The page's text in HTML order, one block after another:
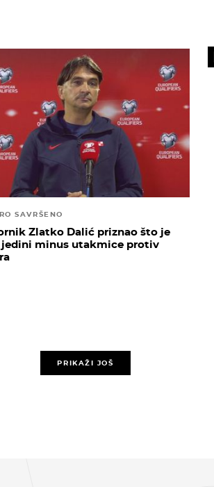
SAVRŠENO
Zlatko Dalić priznao što je
jedini minus utakmice protiv
PRIKAŽI JOŠ